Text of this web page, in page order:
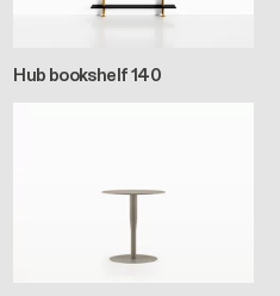
Hub bookshelf 140